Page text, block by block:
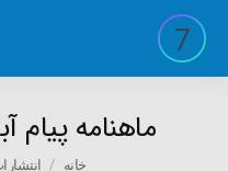
ماهنامه پیام
خانه